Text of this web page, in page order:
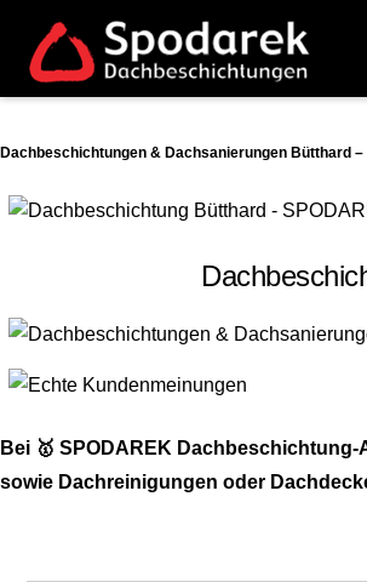
Dachbeschichtungen & Dachsanierungen Bütthard
Bei 🥇 SPODAREK
sowie Dachreinigungen oder